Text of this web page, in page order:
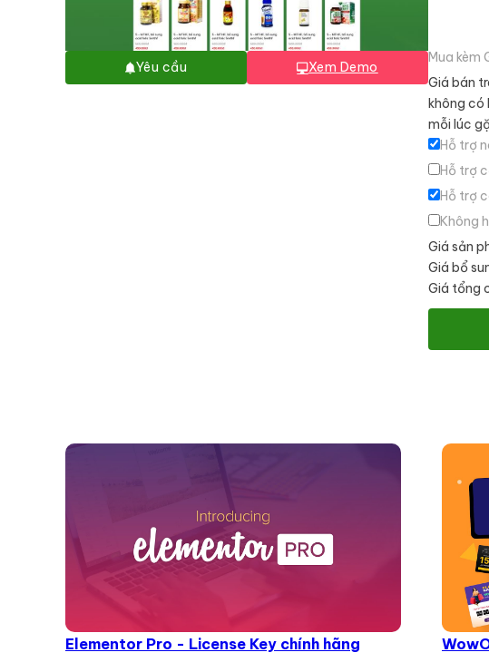
Yêu cầu Xem Demo
Mua kèm
Giá bán
không có
mỗi lúc
Hỗ trợ
Hỗ trợ
Hỗ trợ
Không
Giá sản
Giá bổ
Giá tổng
Theme
Elementor Pro - License Key chính hãng